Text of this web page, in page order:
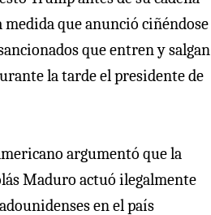
medida que anunció ciñéndose
que entren y salgan
la tarde el presidente de
argumentó que la
Maduro actuó ilegalmente
en el país